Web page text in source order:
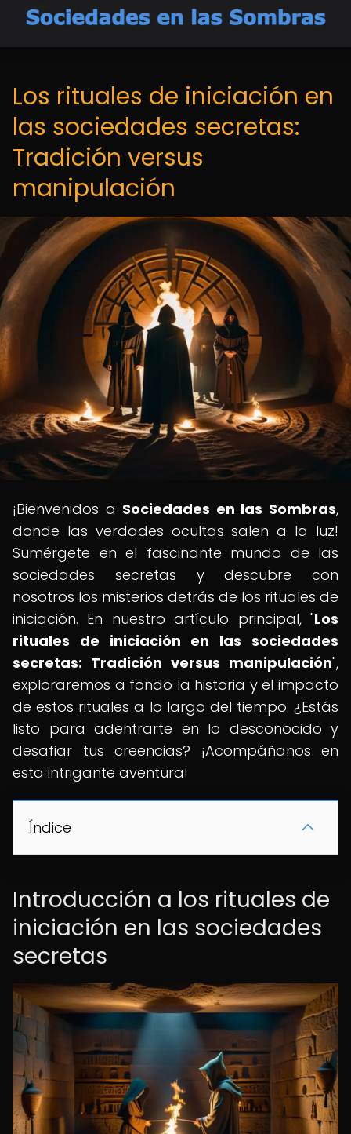
Los rituales de iniciación en
las sociedades secretas:
Tradición versus
manipulación
¡Bienvenidos a Sociedades en las Sombras,
donde las verdades ocultas salen a la luz!
Sumérgete en el fascinante mundo de las
sociedades secretas y descubre con
nosotros los misterios detrás de los rituales de
iniciación. En nuestro artículo principal, "Los
rituales de iniciación en las sociedades
secretas: Tradición versus manipulación",
exploraremos a fondo la historia y el impacto
de estos rituales a lo largo del tiempo. ¿Estás
listo para adentrarte en lo desconocido y
desafiar tus creencias? ¡Acompáñanos en
esta intrigante aventura!
Índice
Introducción a los rituales de
iniciación en las sociedades
secretas